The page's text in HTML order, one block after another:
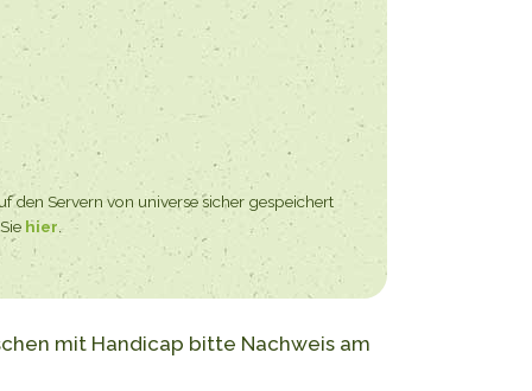
den Servern von universe sicher gespeichert
hier.
mit Handicap bitte Nachweis am